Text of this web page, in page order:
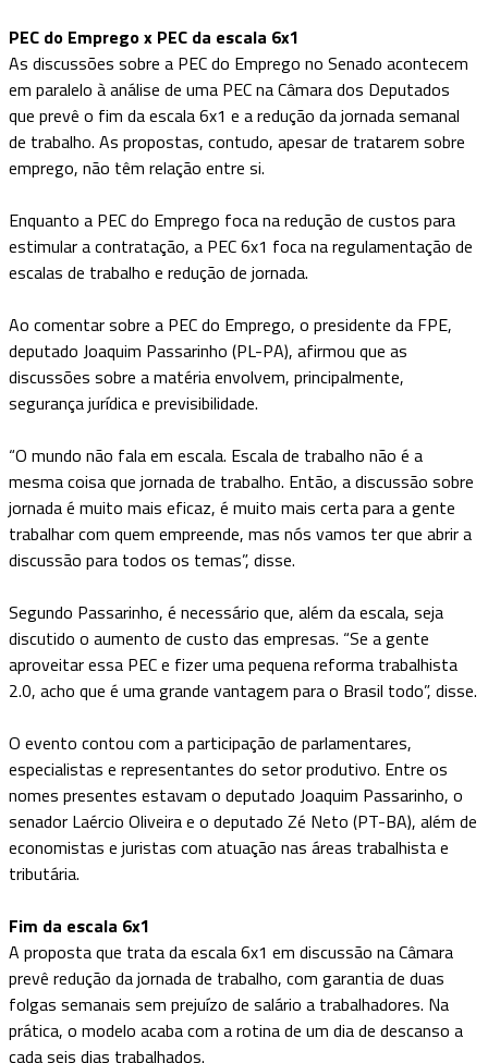
PEC do Emprego x PEC da escala 6x1
As discussões sobre a PEC do Emprego no Senado acontecem
em paralelo à análise de uma PEC na Câmara dos Deputados
que prevê o fim da escala 6x1 e a redução da jornada semanal
de trabalho. As propostas, contudo, apesar de tratarem sobre
emprego, não têm relação entre si.
Enquanto a PEC do Emprego foca na redução de custos para
estimular a contratação, a PEC 6x1 foca na regulamentação de
escalas de trabalho e redução de jornada.
Ao comentar sobre a PEC do Emprego, o presidente da FPE,
deputado Joaquim Passarinho (PL-PA), afirmou que as
discussões sobre a matéria envolvem, principalmente,
segurança jurídica e previsibilidade.
“O mundo não fala em escala. Escala de trabalho não é a
mesma coisa que jornada de trabalho. Então, a discussão sobre
jornada é muito mais eficaz, é muito mais certa para a gente
trabalhar com quem empreende, mas nós vamos ter que abrir a
discussão para todos os temas”, disse.
Segundo Passarinho, é necessário que, além da escala, seja
discutido o aumento de custo das empresas. “Se a gente
aproveitar essa PEC e fizer uma pequena reforma trabalhista
2.0, acho que é uma grande vantagem para o Brasil todo”, disse.
O evento contou com a participação de parlamentares,
especialistas e representantes do setor produtivo. Entre os
nomes presentes estavam o deputado Joaquim Passarinho, o
senador Laércio Oliveira e o deputado Zé Neto (PT-BA), além de
economistas e juristas com atuação nas áreas trabalhista e
tributária.
Fim da escala 6x1
A proposta que trata da escala 6x1 em discussão na Câmara
prevê redução da jornada de trabalho, com garantia de duas
folgas semanais sem prejuízo de salário a trabalhadores. Na
prática, o modelo acaba com a rotina de um dia de descanso a
cada seis dias trabalhados.